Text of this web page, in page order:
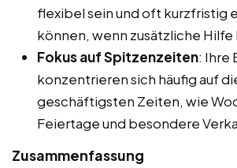
flexibel sein und oft kurzfristig
können, wenn zusätzliche
Fokus auf Spitzenzeiten: Ihre
konzentrieren sich häufig auf
geschäftigsten Zeiten, wie
Feiertage und besondere
Zusammenfassung